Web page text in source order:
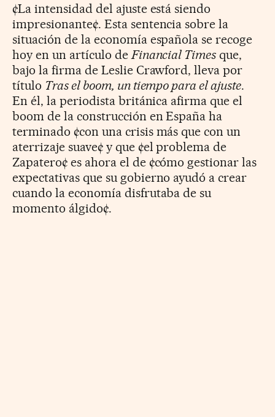
¢La intensidad del ajuste está siendo
impresionante¢. Esta sentencia sobre la
situación de la economía española se recoge
hoy en un artículo de Financial Times que,
bajo la firma de Leslie Crawford, lleva por
título Tras el boom, un tiempo para el ajuste.
En él, la periodista británica afirma que el
boom de la construcción en España ha
terminado ¢con una crisis más que con un
aterrizaje suave¢ y que ¢el problema de
Zapatero¢ es ahora el de ¢cómo gestionar las
expectativas que su gobierno ayudó a crear
cuando la economía disfrutaba de su
momento álgido¢.